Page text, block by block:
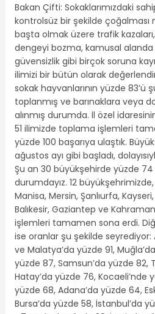
Bakan Çifti: Sokaklarımızdaki
kontrolsüz bir şekilde çoğalması
başta olmak üzere trafik kazaları,
dengeyi bozma, kamusal alanda
güvensizlik gibi birçok soruna
ilimizi bir bütün olarak
sokak hayvanlarının yüzde
toplanmış ve barınaklara veya
alınmış durumda. İl özel
51 ilimizde toplama işlemleri
yüzde 100 başarıya ulaştık.
ağustos ayı gibi başladı,
Şu an 30 büyükşehirde yüzde 74
durumdayız. 12
Manisa, Mersin, Şanlıurfa,
Balıkesir, Gaziantep ve
işlemleri tamamen sona erdi.
ise oranlar şu şekilde seyrediyor:
ve Malatya’da yüzde 91,
yüzde 87, Samsun’da yüzde 82,
Hatay’da yüzde 76, Kocaeli’nde
yüzde 68, Adana’da yüzde 64,
Bursa’da yüzde 58, İstanbul’da